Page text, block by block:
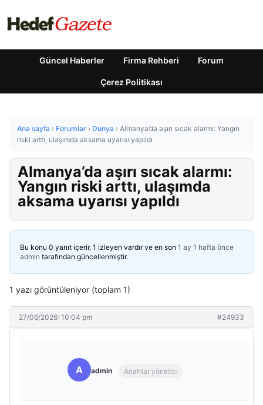
Güncel Haberler Firma Rehberi Forum
Çerez Politikası
Ana sayfa › Forumlar › Dünya › Almanya’da aşırı sıcak alarmı: Yangın
riski arttı, ulaşımda aksama uyarısı yapıldı
Almanya’da aşırı sıcak alarmı:
Yangın riski arttı, ulaşımda
aksama uyarısı yapıldı
Bu konu 0 yanıt içerir, 1 izleyen vardır ve en son 1 ay 1 hafta önce
admin tarafından güncellenmiştir.
1 yazı görüntüleniyor (toplam 1)
27/06/2026: 10:04 pm #24933
A admin Anahtar yönetici